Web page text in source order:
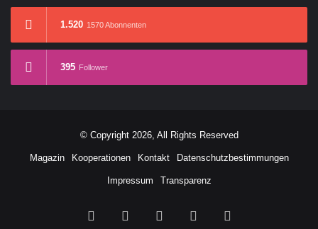
1.520 1570 Abonnenten
395 Follower
© Copyright 2026, All Rights Reserved
Magazin Kooperationen Kontakt Datenschutzbestimmungen
Impressum Transparenz
Facebook YouTube